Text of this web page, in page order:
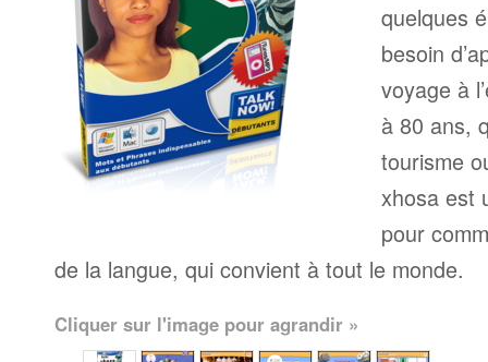
quelques
besoin
voyage à
à 80 ans,
tourisme
xhosa est
pour
de la langue, qui convient à tout le monde.
Cliquer sur l'image pour agrandir »